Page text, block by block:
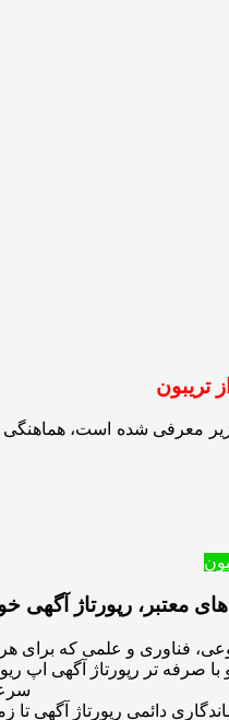
تریبون
معرفی شده است،
معتبر، رپورتاژ آگهی
با صرفه تر رپورتاژ آگهی اپ
•